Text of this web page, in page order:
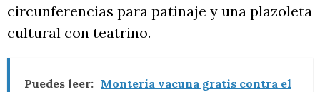
circunferencias para patinaje y una plazoleta
cultural con teatrino.
Puedes leer: Montería vacuna gratis contra el